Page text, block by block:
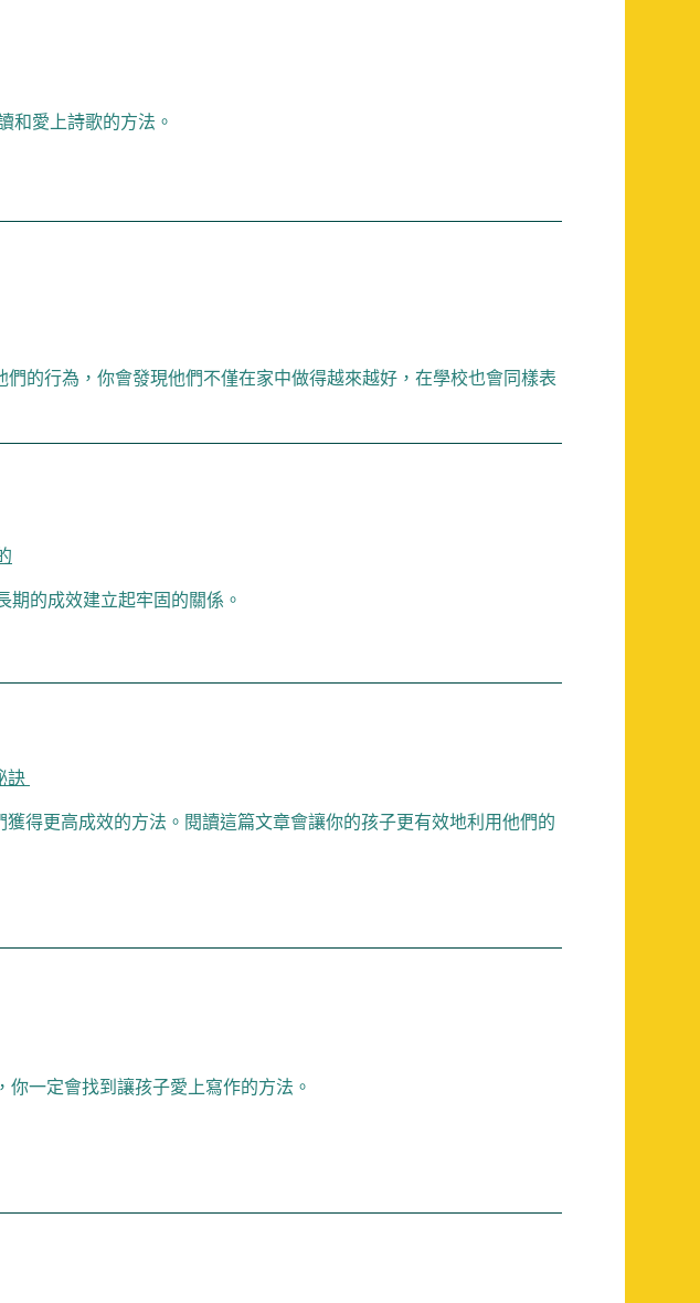
和愛上詩歌的方法。
的行為，你會發現他們不僅在家中做得越來越好，在學校也會同樣表
期的成效建立起牢固的關係。
訣
得更高成效的方法。閱讀這篇文章會讓你的孩子更有效地利用他們的
一定會找到讓孩子愛上寫作的方法。